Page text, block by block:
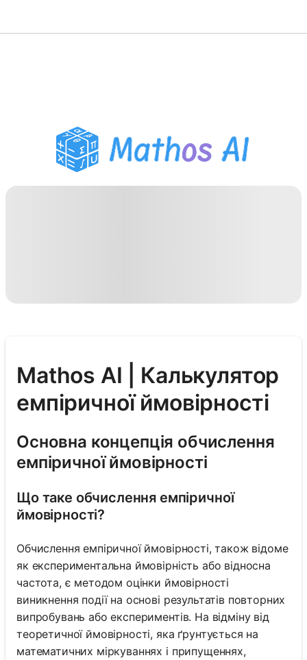
Помічник з домашнім
завданням PDF
Mathos AI | Калькулятор
емпіричної ймовірності
Основна концепція обчислення
емпіричної ймовірності
Що таке обчислення емпіричної
ймовірності?
Обчислення емпіричної ймовірності, також відоме
як експериментальна ймовірність або відносна
частота, є методом оцінки ймовірності
виникнення події на основі результатів повторних
випробувань або експериментів. На відміну від
теоретичної ймовірності, яка ґрунтується на
математичних міркуваннях і припущеннях,